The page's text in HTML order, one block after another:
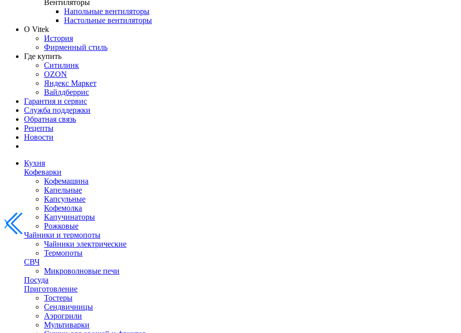
Вентиляторы
Напольные вентиляторы
Настольные вентиляторы
О Vitek
История
Фирменный стиль
Где купить
Ситилинк
OZON
Яндекс Маркет
Вайлдберрис
Гарантия и сервис
Служба поддержки
Обратная связь
Рецепты
Новости
Кухня
Кофеварки
Кофемашина
Капельные
Капсульные
Кофемолка
Капучинаторы
Рожковые
Чайники и термопоты
Чайники электрические
Термопоты
СВЧ
Микроволновые печи
Посуда
Приготовление
Тостеры
Сендвичницы
Аэрогрили
Мультиварки